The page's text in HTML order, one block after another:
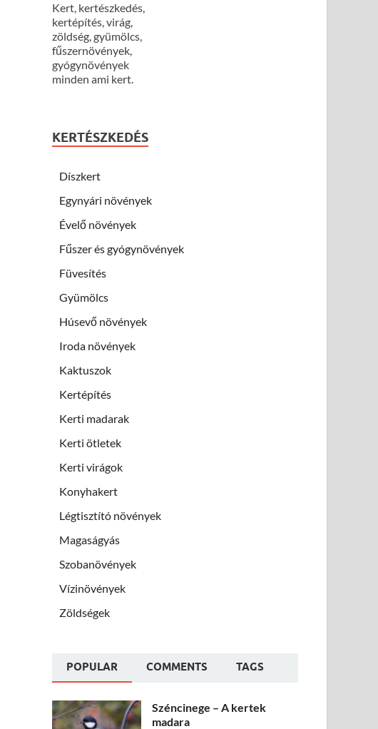
Kert, kertészkedés,
kertépítés, virág,
zöldség, gyümölcs,
fűszernövények,
gyógynövények
minden ami kert.
KERTÉSZKEDÉS
Díszkert
Egynyári növények
Évelő növények
Fűszer és gyógynövények
Füvesítés
Gyümölcs
Húsevő növények
Iroda növények
Kaktuszok
Kertépítés
Kerti madarak
Kerti ötletek
Kerti virágok
Konyhakert
Légtisztító növények
Magaságyás
Szobanövények
Vízinövények
Zöldségek
POPULAR COMMENTS TAGS
Széncinege – A kertek
madara